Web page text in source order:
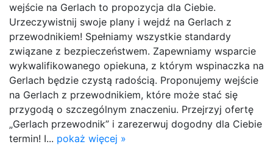
wejście na Gerlach to propozycja dla Ciebie.
Urzeczywistnij swoje plany i wejdź na Gerlach z
przewodnikiem! Spełniamy wszystkie standardy
związane z bezpieczeństwem. Zapewniamy wsparcie
wykwalifikowanego opiekuna, z którym wspinaczka na
Gerlach będzie czystą radością. Proponujemy wejście
na Gerlach z przewodnikiem, które może stać się
przygodą o szczególnym znaczeniu. Przejrzyj ofertę
„Gerlach przewodnik” i zarezerwuj dogodny dla Ciebie
termin! I... pokaż więcej »